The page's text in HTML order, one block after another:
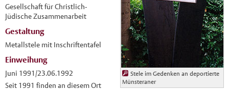
Stele im Gedenken an deportierte
Münsteraner
Gesellschaft für Christlich-
Jüdische Zusammenarbeit
Gestaltung
Metallstele mit Inschriftentafel
Einweihung
Juni 1991/23.06.1992
Seit 1991 finden an diesem Ort